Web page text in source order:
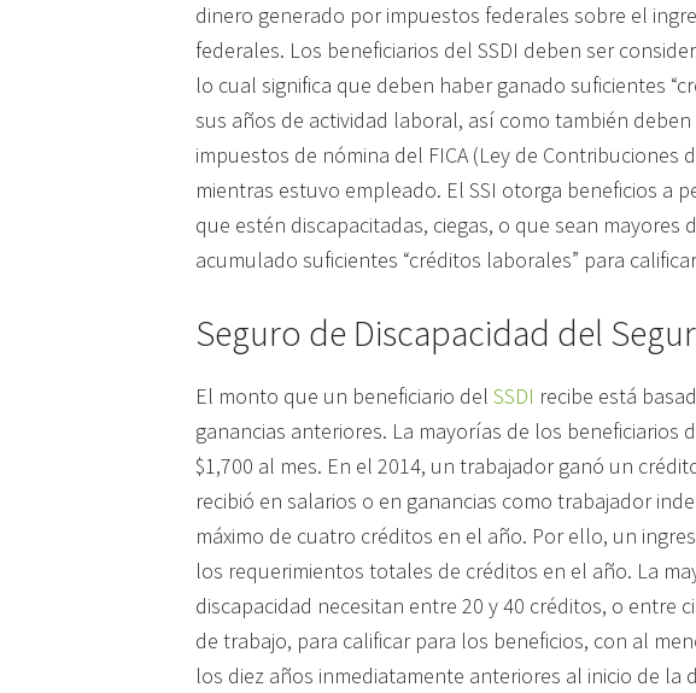
dinero generado por impuestos federales sobre el
federales. Los beneficiarios del SSDI deben ser
lo cual significa que deben haber ganado suficientes
sus años de actividad laboral, así como también
impuestos de nómina del FICA (Ley de Contribuciones
mientras estuvo empleado. El SSI otorga beneficios a
que estén discapacitadas, ciegas, o que sean mayores
acumulado suficientes “créditos laborales” para
Seguro de Discapacidad del
El monto que un beneficiario del SSDI recibe está
ganancias anteriores. La mayorías de los beneficiarios
$1,700 al mes. En el 2014, un trabajador ganó un
recibió en salarios o en ganancias como trabajador
máximo de cuatro créditos en el año. Por ello, un
los requerimientos totales de créditos en el año. La
discapacidad necesitan entre 20 y 40 créditos, o entre
de trabajo, para calificar para los beneficios, con al
los diez años inmediatamente anteriores al inicio de la